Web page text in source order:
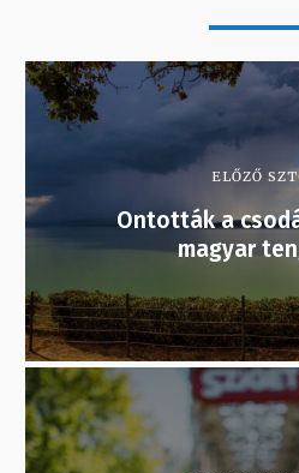
ELŐZŐ
Ontották a
magyar